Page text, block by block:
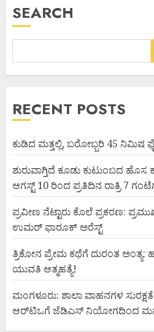
SEARCH
RECENT POSTS
ಕುಡಿದ ಮತ್ತಲ್ಲಿ, ಬರೋಬ್ಬರಿ 45 ನಿಮಿಷ
ಶುರುವಾಗ್ತಿದೆ ಕೂಡು ಕುಟುಂಬದ
ಆಗಸ್ಟ್ 10 ರಿಂದ ಪ್ರತಿದಿನ ರಾತ್ರಿ 7
ಪ್ರವೀಣ ನೆಟ್ಟಾರು ಕೊಲೆ ಪ್ರಕರಣ:
ಉಮರ್ ಫಾರೂಕ್ ಅರೆಸ್ಟ್
ತ್ರಿಕೋನ ಪ್ರೇಮ ಕಥೆಗೆ ದುರಂತ ಅಂತ್ಯ:
ಯುವತಿ ಆತ್ಮಹತ್ಯೆ!
ಮಂಗಳೂರು: ಶಾಲಾ ವಾಹನಗಳ
ಆರ್‌ಟಿಒಗೆ ಜೆಡಿಎಸ್ ನಿಯೋಗದಿಂದ